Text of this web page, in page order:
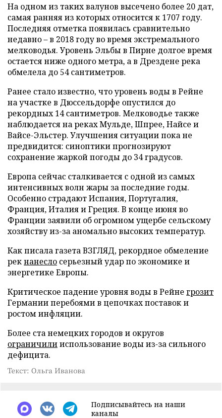
На одном из таких валунов высечено более 20 дат,
самая ранняя из которых относится к 1707 году.
Последняя отметка появилась сравнительно
недавно – в 2018 году во время экстремального
мелководья. Уровень Эльбы в Пирне долгое время
остается ниже одного метра, а в Дрездене река
обмелела до 54 сантиметров.
Ранее стало известно, что уровень воды в Рейне
на участке в Дюссельдорфе опустился до
рекордных 14 сантиметров. Мелководье также
наблюдается на реках Мульде, Шпрее, Найсе и
Вайсе-Эльстер. Улучшения ситуации пока не
предвидится: синоптики прогнозируют
сохранение жаркой погоды до 34 градусов.
Европа сейчас сталкивается с одной из самых
интенсивных волн жары за последние годы.
Особенно страдают Испания, Португалия,
Франция, Италия и Греция. В конце июня во
Франции заявили об огромном ущербе сельскому
хозяйству из-за аномально высоких температур.
Как писала газета ВЗГЛЯД, рекордное обмеление
рекнанесло серьезный удар по экономике и
энергетике Европы.
Критическое падение уровня воды в Рейне грозит
Германии перебоями в цепочках поставок и
ростом инфляции.
Более ста немецких городов и округов
ограничилииспользование воды из-за сильного
дефицита.
Текст: Ольга Иванова
Подписывайтесь на наши
каналы